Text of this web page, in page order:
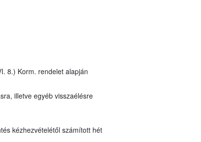
8.) Korm. rendelet alapján
illetve egyéb visszaélésre
kézhezvételétől számított hét